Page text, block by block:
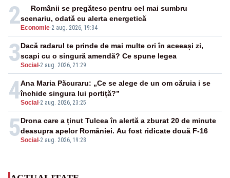
2 Economie-2 aug. 2026, 19:34
Românii se pregătesc pentru cel mai sumbru
scenariu, odată cu alerta energetică
3Social -2 aug. 2026, 21:29
Dacă radarul te prinde de mai multe ori în aceeași zi,
scapi cu o singură amendă? Ce spune legea
4Social -2 aug. 2026, 23:25
Ana Maria Păcuraru: „Ce se alege de un om căruia i se
închide singura lui portiță?”
5Social -2 aug. 2026, 19:28
Drona care a ținut Tulcea în alertă a zburat 20 de minute
deasupra apelor României. Au fost ridicate două F-16